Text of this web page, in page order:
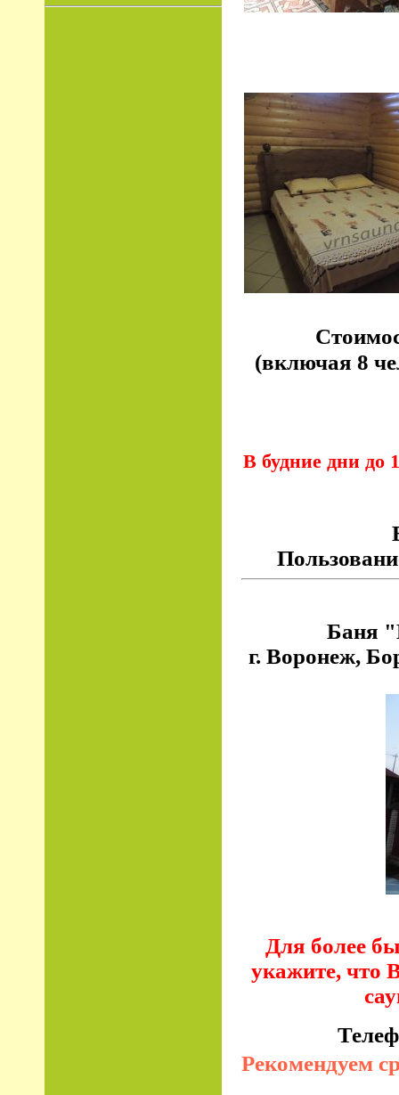
(включая 8
В будние дни до
Баня
г. Воронеж,
Для более
укажите, что
Рекомендуем